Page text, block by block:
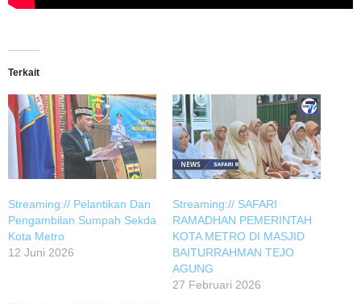
Terkait
Streaming:// Pelantikan Dan
Pengambilan Sumpah Sekda
Kota Metro
12 Juni 2026
Streaming:// SAFARI
RAMADHAN PEMERINTAH
KOTA METRO DI MASJID
BAITURRAHMAN TEJO
AGUNG
27 Februari 2026